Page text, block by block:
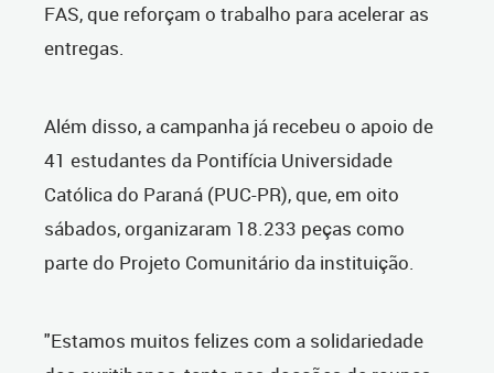
FAS, que reforçam o trabalho para acelerar as
entregas.
Além disso, a campanha já recebeu o apoio de
41 estudantes da Pontifícia Universidade
Católica do Paraná (PUC-PR), que, em oito
sábados, organizaram 18.233 peças como
parte do Projeto Comunitário da instituição.
"Estamos muitos felizes com a solidariedade